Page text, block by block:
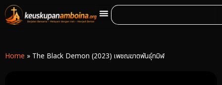
Home » The Black Demon (2023) เพชฌฆาตพันธุ์ทมิฬ